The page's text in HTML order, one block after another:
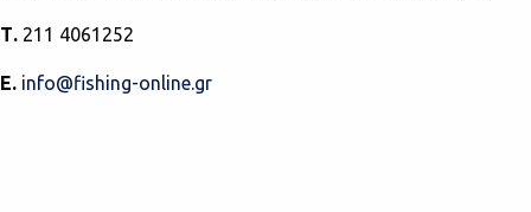
Τ. 211 4061252
Ε. info@fishing-online.gr